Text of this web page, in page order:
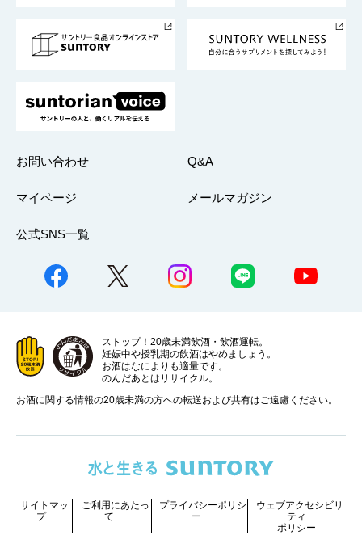
採用情報
お問い合わせ Q&A
マイページ メールマガジン
公式SNS一覧
ストップ！20歳未満飲酒・飲酒運転。
妊娠中や授乳期の飲酒はやめましょう。
お酒はなによりも適量です。
のんだあとはリサイクル。
お酒に関する情報の20歳未満の方への転送および共有はご遠慮ください。
サイトマッ
プ
ご利用にあたっ
て
プライバシーポリシ
ー
ウェブアクセシビリ
ティ
ポリシー